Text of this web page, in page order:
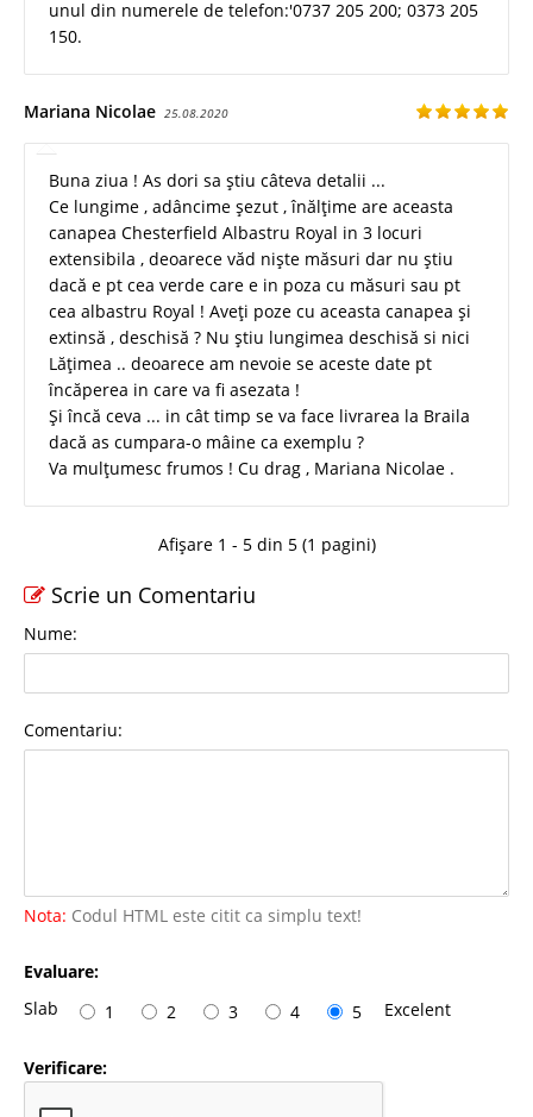
unul din numerele de telefon:'0737 205 200; 0373 205
150.
Mariana Nicolae 25.08.2020
Buna ziua ! As dori sa știu câteva detalii ...
Ce lungime , adâncime șezut , înălțime are aceasta
canapea Chesterfield Albastru Royal in 3 locuri
extensibila , deoarece văd niște măsuri dar nu știu
dacă e pt cea verde care e in poza cu măsuri sau pt
cea albastru Royal ! Aveți poze cu aceasta canapea și
extinsă , deschisă ? Nu știu lungimea deschisă si nici
Lățimea .. deoarece am nevoie se aceste date pt
încăperea in care va fi asezata !
Și încă ceva ... in cât timp se va face livrarea la Braila
dacă as cumpara-o mâine ca exemplu ?
Va mulțumesc frumos ! Cu drag , Mariana Nicolae .
Afișare 1 - 5 din 5 (1 pagini)
Scrie un Comentariu
Nume:
Comentariu:
Nota: Codul HTML este citit ca simplu text!
Evaluare:
Slab
1 2 3 4 5 Excelent
Verificare: